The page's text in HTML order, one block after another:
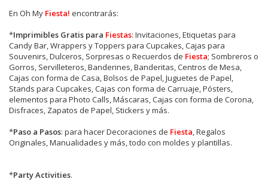
En Oh My Fiesta! encontrarás:
*Imprimibles Gratis para Fiestas: Invitaciones, Etiquetas para
Candy Bar, Wrappers y Toppers para Cupcakes, Cajas para
Souvenirs, Dulceros, Sorpresas o Recuerdos de Fiesta; Sombreros o
Gorros, Servilleteros, Banderines, Banderitas, Centros de Mesa,
Cajas con forma de Casa, Bolsos de Papel, Juguetes de Papel,
Stands para Cupcakes, Cajas con forma de Carruaje, Pósters,
elementos para Photo Calls, Máscaras, Cajas con forma de Corona,
Disfraces, Zapatos de Papel, Stickers y más.
*Paso a Pasos: para hacer Decoraciones de Fiesta, Regalos
Originales, Manualidades y más, todo con moldes y plantillas.
*Party Activities.